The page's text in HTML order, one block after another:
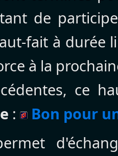
de
fait à durée
à la
ce
:
Bon pour